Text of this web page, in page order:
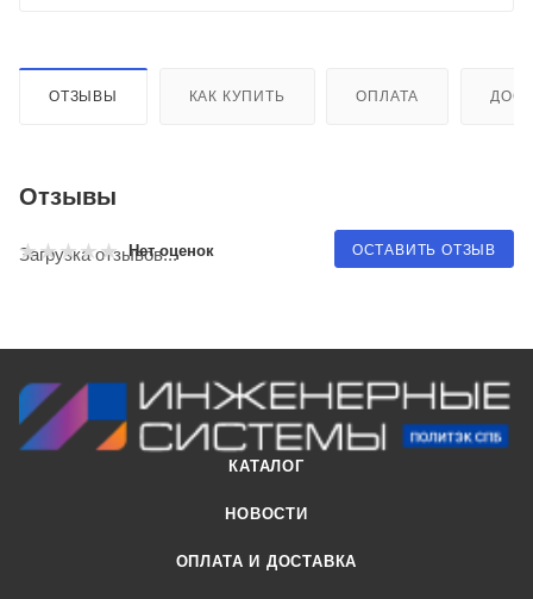
ОТЗЫВЫ КАК КУПИТЬ ОПЛАТА
Отзывы
Нет оценок ОСТАВИТЬ ОТЗЫВ
Загрузка отзывов...
КАТАЛОГ
НОВОСТИ
ОПЛАТА И ДОСТАВКА